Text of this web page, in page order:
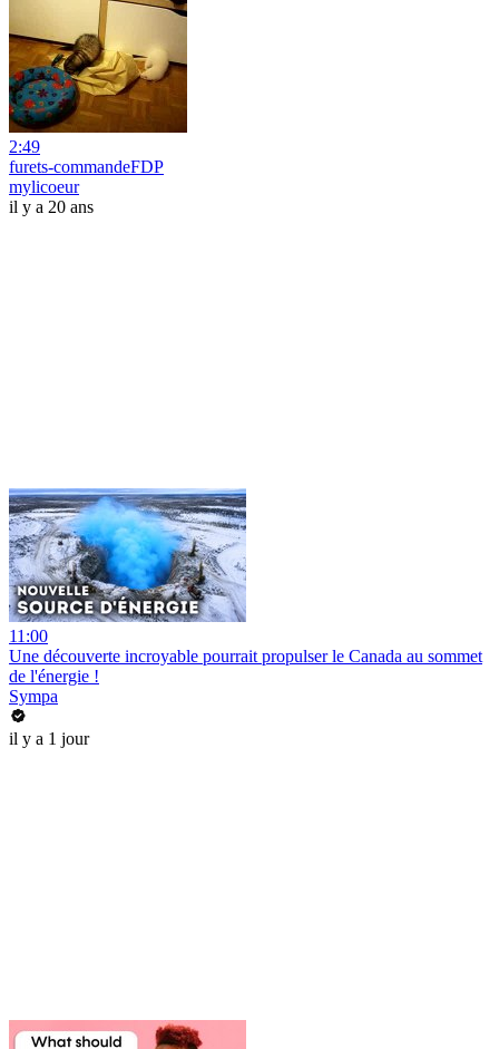
2:49
furets-commandeFDP
mylicoeur
il y a 20 ans
11:00
Une découverte incroyable pourrait propulser le Canada au sommet
de l'énergie !
Sympa
il y a 1 jour